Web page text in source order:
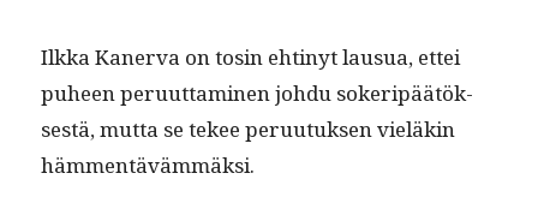
Ilk­ka Kan­er­va on tosin ehtinyt lausua, ettei
puheen peru­ut­ta­mi­nen johdu sok­eripäätök­
ses­tä, mut­ta se tekee peru­u­tuk­sen vieläkin
hämmentävämmäksi.